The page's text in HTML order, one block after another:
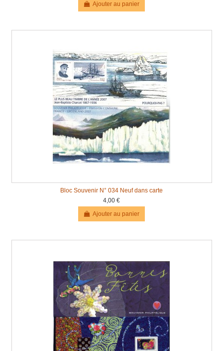
Ajouter au panier
Bloc Souvenir N° 034 Neuf dans carte
4,00 €
Ajouter au panier